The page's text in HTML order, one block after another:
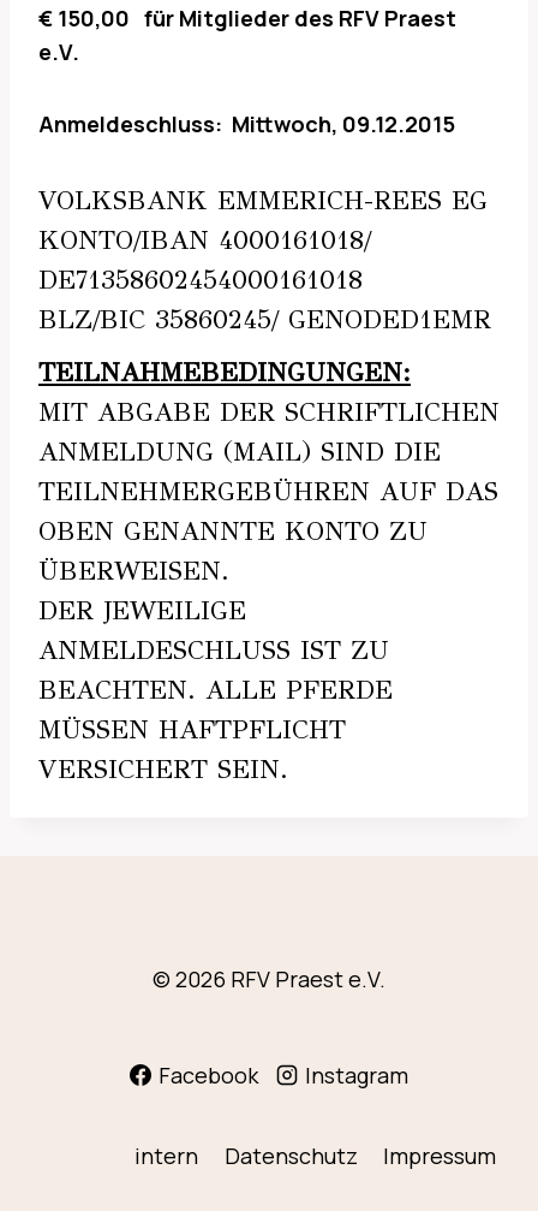
€ 150,00 für Mitglieder des RFV Praest
e.V.
Anmeldeschluss: Mittwoch, 09.12.2015
VOLKSBANK EMMERICH-REES EG
KONTO/IBAN 4000161018/
DE71358602454000161018
BLZ/BIC 35860245/ GENODED1EMR
TEILNAHMEBEDINGUNGEN:
MIT ABGABE DER SCHRIFTLICHEN
ANMELDUNG (MAIL) SIND DIE
TEILNEHMERGEBÜHREN AUF DAS
OBEN GENANNTE KONTO ZU
ÜBERWEISEN.
DER JEWEILIGE
ANMELDESCHLUSS IST ZU
BEACHTEN. ALLE PFERDE
MÜSSEN HAFTPFLICHT
VERSICHERT SEIN.
© 2026 RFV Praest e.V.
Facebook Instagram
intern Datenschutz Impressum